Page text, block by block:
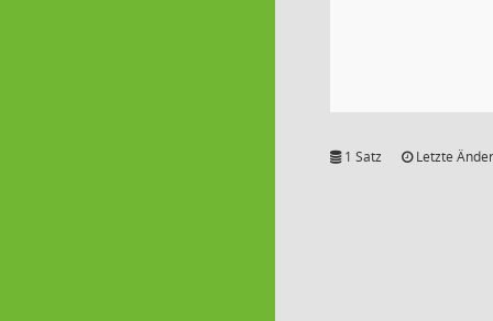
1 Satz Letzte